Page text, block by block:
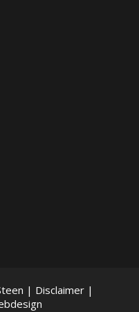
| Disclaimer|